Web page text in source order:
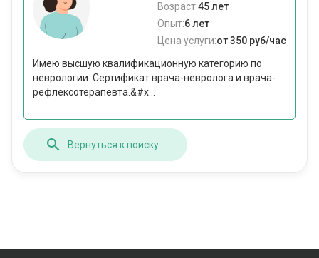
Возраст:45 лет
Опыт:6 лет
Цена услуги:от 350 руб/час
Имею высшую квалификационную категорию по
неврологии. Сертификат врача-невролога и врача-
рефлексотерапевта.&#x...
Вернуться к поиску